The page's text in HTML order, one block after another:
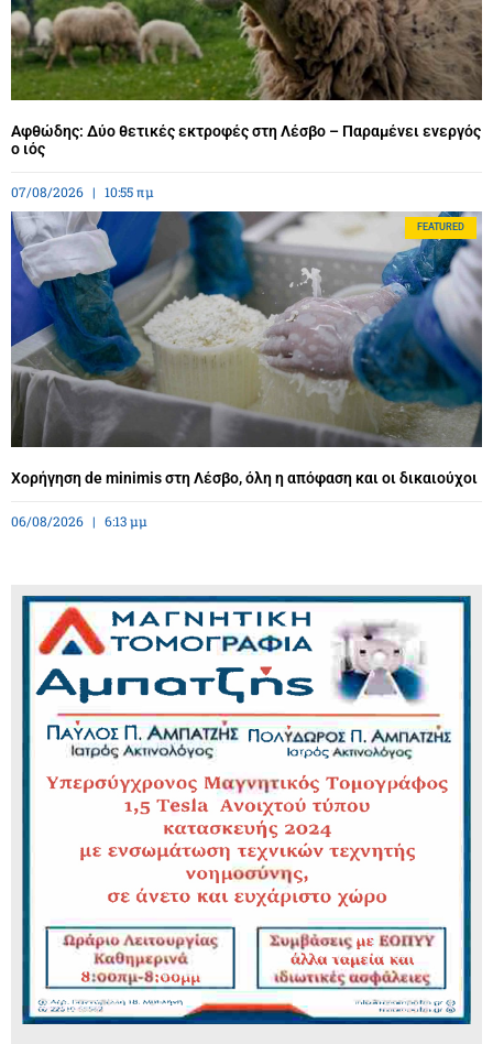
Αφθώδης: Δύο θετικές εκτροφές στη Λέσβο – Παραμένει ενεργός
ο ιός
07/08/2026 10:55 πμ
FEATURED
Χορήγηση de minimis στη Λέσβο, όλη η απόφαση και οι δικαιούχοι
06/08/2026 6:13 μμ